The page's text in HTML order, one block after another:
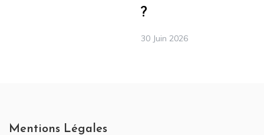
?
30 Juin 2026
Mentions Légales